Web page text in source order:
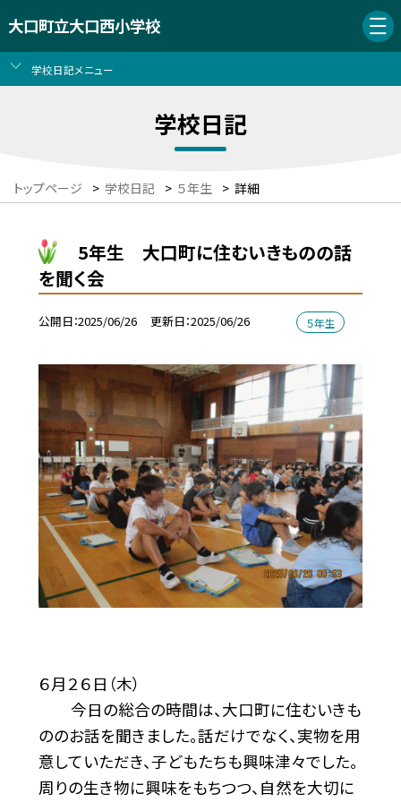
大口町立大口西小学校
学校日記メニュー
学校日記
トップページ > 学校日記 > ５年生 > 詳細
5年生 大口町に住むいきものの話
を聞く会
公開日 2025/06/26 更新日 2025/06/26 ５年生
６月２６日（木）
今日の総合の時間は、大口町に住むいきも
ののお話を聞きました。話だけでなく、実物を用
意していただき、子どもたちも興味津々でした。
周りの生き物に興味をもちつつ、自然を大切に